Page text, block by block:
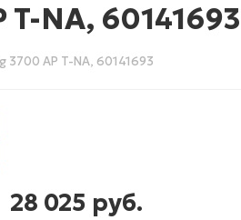
NA, 60141693
3700 AP T-NA, 60141693
28 025 руб.